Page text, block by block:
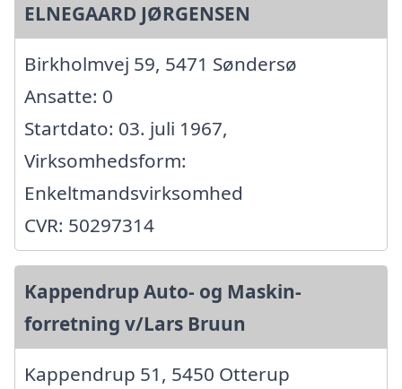
ELNEGAARD JØRGENSEN
Birkholmvej 59, 5471 Søndersø
Ansatte: 0
Startdato: 03. juli 1967,
Virksomhedsform:
Enkeltmandsvirksomhed
CVR: 50297314
Kappendrup Auto- og Maskin-
forretning v/Lars Bruun
Kappendrup 51, 5450 Otterup